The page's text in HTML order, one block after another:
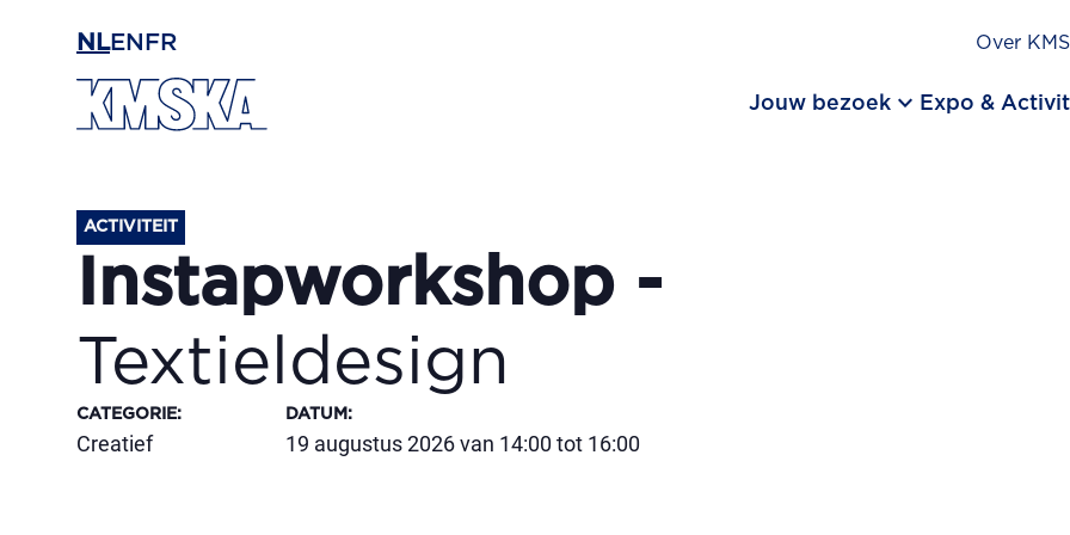
NLEN FR Over
Jouw bezoek keyboard_arrow_down Expo &
ACTIVITEIT
Instapworkshop -
Textieldesign
CATEGORIE:
Creatief
DATUM :
19 augustus 2026 van 14:00 tot 16:00